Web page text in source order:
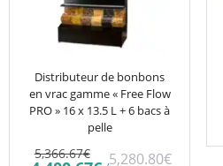
Distributeur de bonbons
en vrac gamme « Free Flow
PRO » 16 x 13.5 L + 6 bacs à
pelle
5,366.67€ Le
5,280.80€